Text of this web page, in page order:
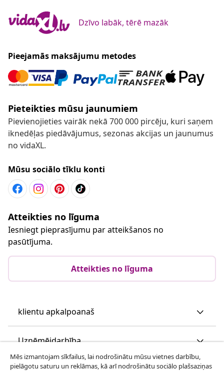
Dzīvo labāk, tērē mazāk
Pieejamās maksājumu metodes
Pieteikties mūsu jaunumiem
Pievienojieties vairāk nekā 700 000 pircēju, kuri saņem
iknedēļas piedāvājumus, sezonas akcijas un jaunumus
no vidaXL.
Mūsu sociālo tīklu konti
Atteikties no līguma
Iesniegt pieprasījumu par atteikšanos no
pasūtījuma.
Atteikties no līguma
klientu apkalpoanaš
Uzņēmējdarbība
vidaXL
Mēs izmantojam sīkfailus, lai nodrošinātu mūsu vietnes darbību,
pielāgotu saturu un reklāmas, kā arī nodrošinātu sociālo plašsaziņas